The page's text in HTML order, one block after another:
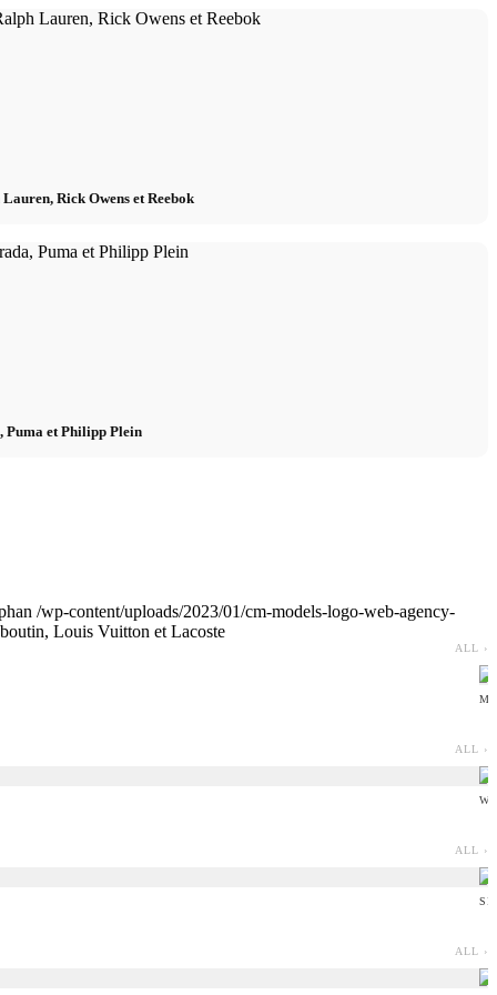
Rick Owens et Reebok
Puma et Philipp Plein
/wp-content/uploads/2023/01/cm-models-logo-web-agency-
Louis Vuitton et Lacoste
ALL ›
ALL ›
ALL ›
ALL ›